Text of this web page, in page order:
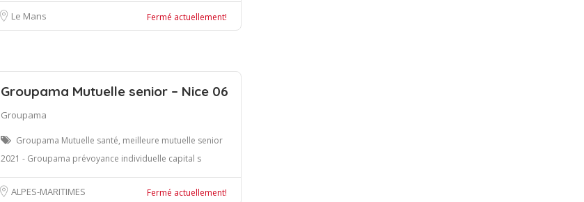
Le Mans Fermé actuellement!
Groupama Mutuelle senior – Nice 06
Groupama
Groupama Mutuelle santé, meilleure mutuelle senior
2021 - Groupama prévoyance individuelle capital s
ALPES-MARITIMES Fermé actuellement!